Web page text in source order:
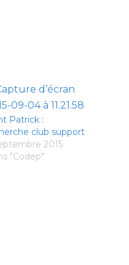
Patrick :
club support
2015
"Codep"